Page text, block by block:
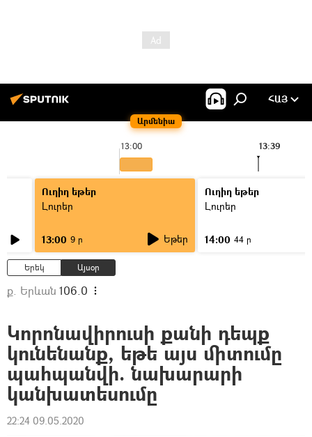
Արմենիա
ՀԱՅ
13:00 13:39
Ուղիղ եթեր
Լուրեր
13:00 9 ր Եթեր
Ուղիղ եթեր
Լուրեր
14:00 44 ր
Երեկ Այսօր
ք. Երևան 106.0
Կորոնավիրուսի քանի դեպք
կունենանք, եթե այս միտումը
պահպանվի. նախարարի
կանխատեսումը
22:24 09.05.2020